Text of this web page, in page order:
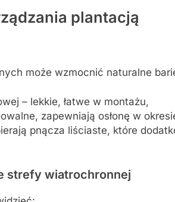
plantacją
może wzmocnić naturalne
– lekkie, łatwe w montażu,
zapewniają osłonę w
pnącza liściaste, które
strefy wiatrochronnej